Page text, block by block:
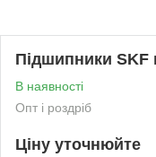
Підшипники SKF
В наявності
Опт і роздріб
Ціну уточнюйте